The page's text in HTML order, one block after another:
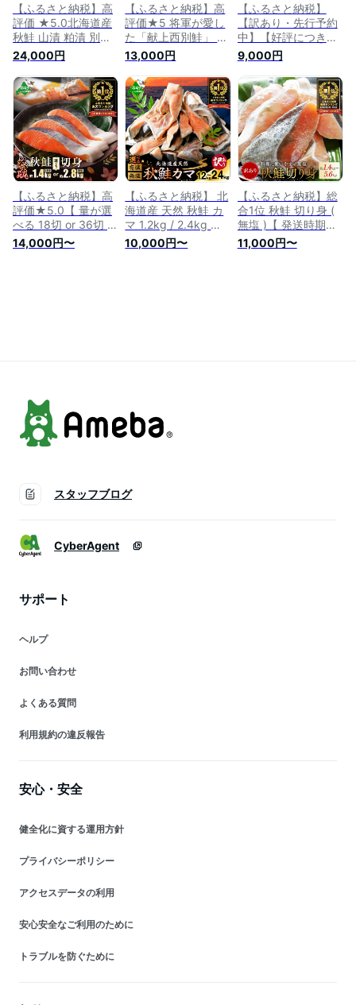
【ふるさと納税】高
評価 ★5.0北海道産
秋鮭 山漬 粕漬 別海
自社工場特製 味の笛
Cセット ( ふるさと
納税 鮭 切り身 ふる
さと納税 訳あり 鮭
ふるさと納税 さけ
ふるさと納税 サケ
ふるさと 魚 切り身
ふるさと納税 干物
セット ふるさと納税
粕漬け 秋 旬 鮭 福袋
24,000円
【ふるさと納税】高
評価★5 将軍が愛し
た「献上西別鮭」 秋
鮭 山漬 姿 切り身 1
尾 2kg 数量限定 ( ふ
るさと納税 鮭 切り
身 ふるさと納税 秋
鮭 切り身 ふるさと
切身 ふるさと納税
切り身 ふるさと納税
さけ 切り身 ふるさ
と 鮭 ふるさと 秋鮭
北海道 別海町 サー
モン 国産 ）
13,000円
【ふるさと納税】
【訳あり・先行予約
中】【好評につき品
切れ・漁期開始後生
産】北海道 産 秋鮭
姿 切り身 中 1本分 (
ふるさと納税 鮭 切
り身 ふるさと納税
さけ ふるさと納税
切り身 鮭 ふるさと
納税 鮭 切身 ふるさ
と 訳あり ふるさと
納税 鮭 北海道 鮭 切
り身 サーモン )
9,000円
【ふるさと納税】高
評価★5.0【 量が選
べる 18切 or 36切 】
便利な個包装 北海道
産 熟成 秋鮭切身
14,000円〜
【ふるさと納税】 北
海道産 天然 秋鮭 カ
マ 1.2kg / 2.4kg 【
選べる 有塩 無塩 】
（ ふるさと納税 鮭
10,000円〜
【ふるさと納税】総
合1位 秋鮭 切り身 (
無塩 )【 発送時期が
選べる 】【1.4kg ～
5.6kg】（ ふるさと
11,000円〜
スタッフブログ
CyberAgent
サポート
ヘルプ
お問い合わせ
よくある質問
利用規約の違反報告
安心・安全
健全化に資する運用方針
プライバシーポリシー
アクセスデータの利用
安心安全なご利用のために
トラブルを防ぐために